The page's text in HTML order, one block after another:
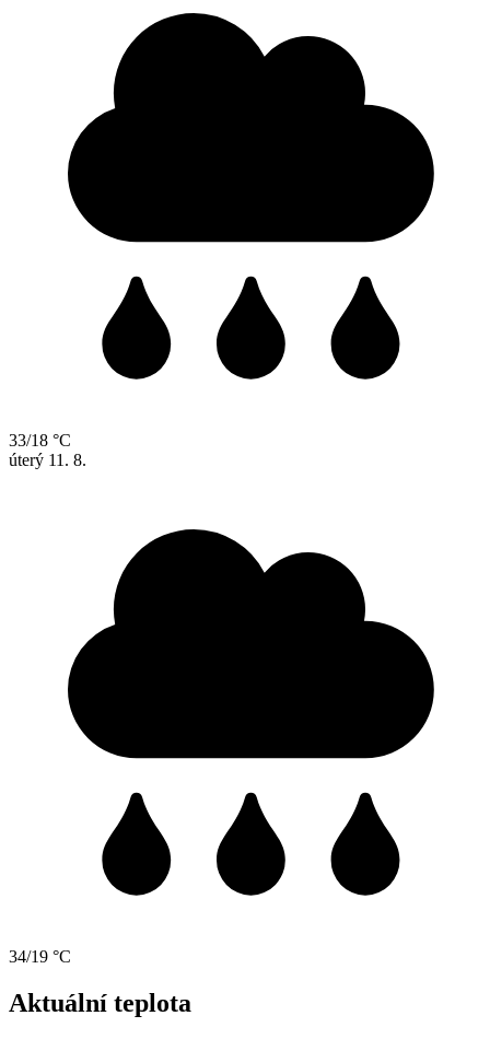
33/18 °C
úterý 11. 8.
34/19 °C
Aktuální teplota